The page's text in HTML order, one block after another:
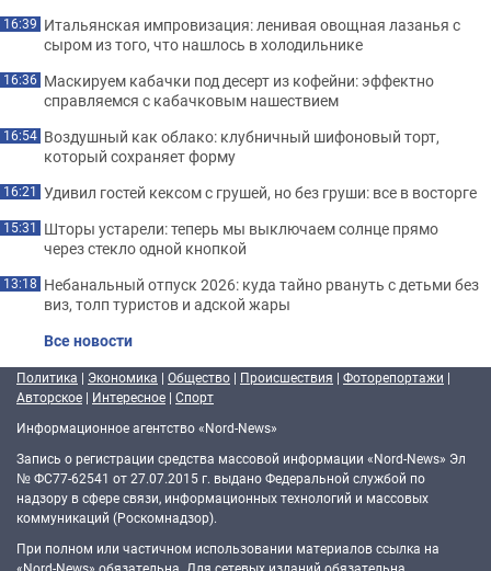
16:39 Итальянская импровизация: ленивая овощная лазанья с
сыром из того, что нашлось в холодильнике
16:36 Маскируем кабачки под десерт из кофейни: эффектно
справляемся с кабачковым нашествием
16:54 Воздушный как облако: клубничный шифоновый торт,
который сохраняет форму
16:21 Удивил гостей кексом с грушей, но без груши: все в восторге
15:31 Шторы устарели: теперь мы выключаем солнце прямо
через стекло одной кнопкой
13:18 Небанальный отпуск 2026: куда тайно рвануть с детьми без
виз, толп туристов и адской жары
Все новости
Политика | Экономика | Общество | Происшествия | Фоторепортажи |
Авторское | Интересное | Спорт
Информационное агентство «Nord-News»
Запись о регистрации средства массовой информации «Nord-News» Эл
№ ФС77-62541 от 27.07.2015 г. выдано Федеральной службой по
надзору в сфере связи, информационных технологий и массовых
коммуникаций (Роскомнадзор).
При полном или частичном использовании материалов ссылка на